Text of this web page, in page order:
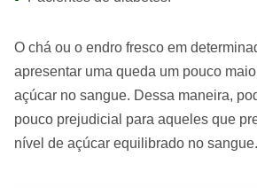
O chá ou o endro fresco em
apresentar uma queda um pouco
açúcar no sangue. Dessa maneira,
pouco prejudicial para aqueles que
nível de açúcar equilibrado no sangue.